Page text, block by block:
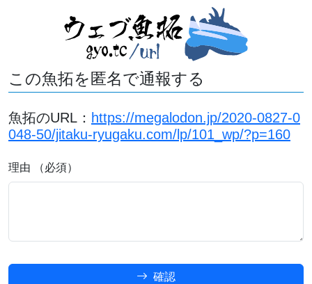
この魚拓を匿名で通報する
魚拓のURL： https://megalodon.jp/2020-0827-0
048-50/jitaku-ryugaku.com/lp/101_wp/?p=160
理由 （必須）
確認